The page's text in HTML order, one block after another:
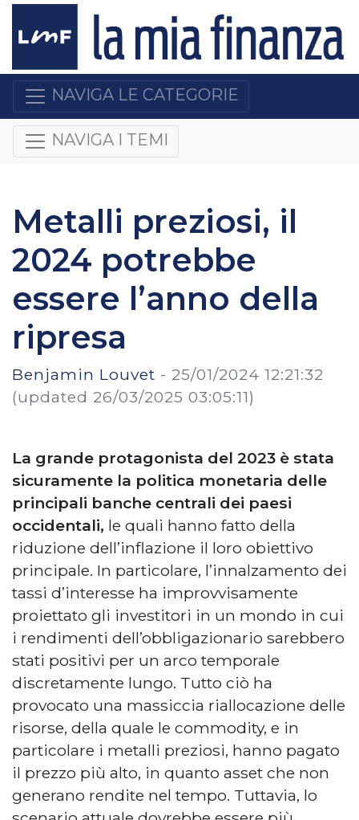
NAVIGA LE CATEGORIE
NAVIGA I TEMI
Metalli preziosi, il
2024 potrebbe
essere l’anno della
ripresa
Benjamin Louvet - 25/01/2024 12:21:32
(updated 26/03/2025 03:05:11)
La grande protagonista del 2023 è stata
sicuramente la politica monetaria delle
principali banche centrali dei paesi
occidentali, le quali hanno fatto della
riduzione dell’inflazione il loro obiettivo
principale. In particolare, l’innalzamento dei
tassi d’interesse ha improvvisamente
proiettato gli investitori in un mondo in cui
i rendimenti dell’obbligazionario sarebbero
stati positivi per un arco temporale
discretamente lungo. Tutto ciò ha
provocato una massiccia riallocazione delle
risorse, della quale le commodity, e in
particolare i metalli preziosi, hanno pagato
il prezzo più alto, in quanto asset che non
generano rendite nel tempo. Tuttavia, lo